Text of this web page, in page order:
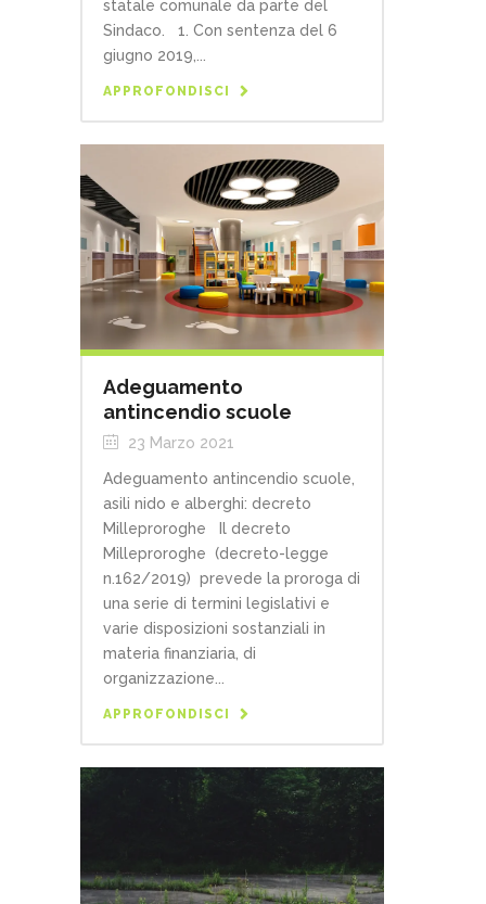
statale comunale da parte del
Sindaco. 1. Con sentenza del 6
giugno 2019,...
APPROFONDISCI
Adeguamento
antincendio scuole
23 Marzo 2021
Adeguamento antincendio scuole,
asili nido e alberghi: decreto
Milleproroghe Il decreto
Milleproroghe (decreto-legge
n.162/2019) prevede la proroga di
una serie di termini legislativi e
varie disposizioni sostanziali in
materia finanziaria, di
organizzazione...
APPROFONDISCI